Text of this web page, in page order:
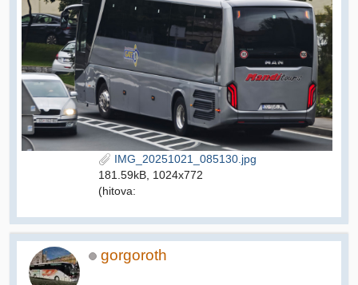
IMG_20251021_085130.jpg
181.59kB, 1024x772
(hitova:
gorgoroth